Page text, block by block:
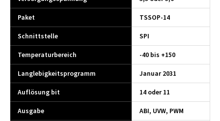
Paket
TSSOP-14
Schnittstelle
SPI
Temperaturbereich
-40 bis +150
Langlebigkeitsprogramm
Januar 2031
Auflösung bit
14 oder 11
Ausgabe
ABI, UVW, PWM